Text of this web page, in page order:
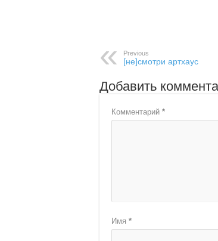
Previous
[не]смотри артхаус
Добавить
Комментарий *
Имя *